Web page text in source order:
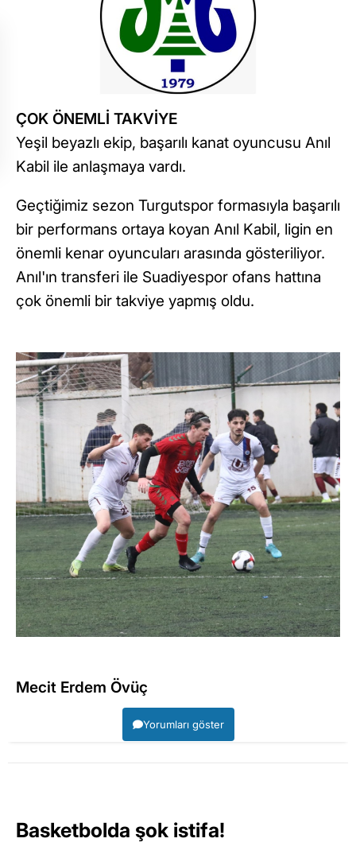
ÇOK ÖNEMLİ TAKVİYE
Yeşil beyazlı ekip, başarılı kanat oyuncusu Anıl
Kabil ile anlaşmaya vardı.
Geçtiğimiz sezon Turgutspor formasıyla başarılı
bir performans ortaya koyan Anıl Kabil, ligin en
önemli kenar oyuncuları arasında gösteriliyor.
Anıl'ın transferi ile Suadiyespor ofans hattına
çok önemli bir takviye yapmış oldu.
Mecit Erdem Övüç
Yorumları göster
Basketbolda şok istifa!